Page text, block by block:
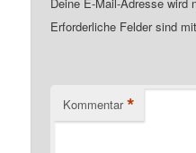
Deine E-Mail-Adresse wird
Erforderliche Felder sind
Kommentar *